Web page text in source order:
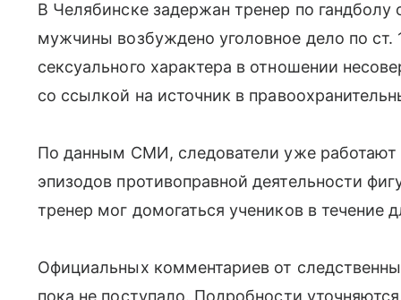
В Челябинске задержан тренер по
мужчины возбуждено уголовное дело по
сексуального характера в отношении
со ссылкой на источник в
По данным СМИ, следователи уже
эпизодов противоправной деятельности
тренер мог домогаться учеников в течение
Официальных комментариев от
пока не поступало. Подробности